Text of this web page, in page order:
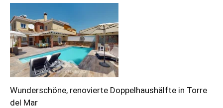
Wunderschöne, renovierte Doppelhaushälfte in Torre
del Mar